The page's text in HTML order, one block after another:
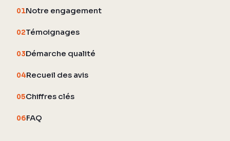
01Notre engagement
02Témoignages
03Démarche qualité
04Recueil des avis
05Chiffres clés
06FAQ